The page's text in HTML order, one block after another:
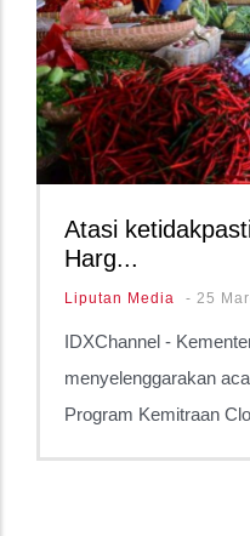
Atasi
Harg...
Liputan Media - 25
IDXChannel -
menyelenggarakan
Program Kemitraan